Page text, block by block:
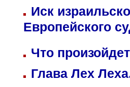
Иск
Европейского
Что
Глава Лех